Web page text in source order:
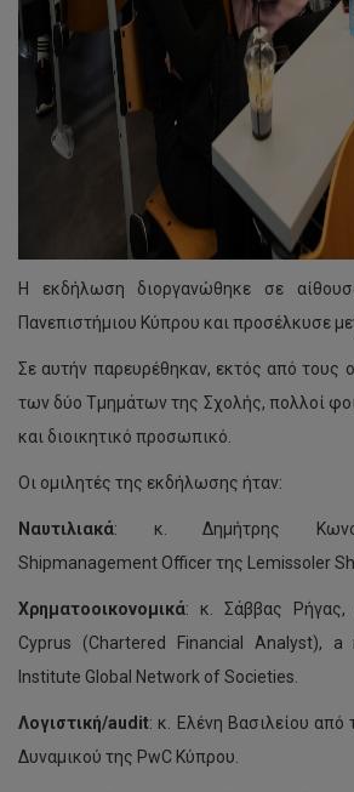
Η εκδήλωση διοργανώθηκε σε
Πανεπιστήμιου Κύπρου και προσέλκυσε
Σε αυτήν παρευρέθηκαν, εκτός από τους
των δύο Τμημάτων της Σχολής, πολλοί
και διοικητικό προσωπικό.
Οι ομιλητές της εκδήλωσης ήταν:
Ναυτιλιακά: κ. Δημήτρης
Shipmanagement Officer της Lemissoler
Χρηματοοικονομικά: κ. Σάββας
Cyprus (Chartered Financial Analyst),
Institute Global Network of Societies.
Λογιστική/audit: κ. Ελένη Βασιλείου
Δυναμικού της PwC Kύπρου.